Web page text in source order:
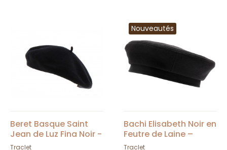
Beret Basque Saint
Jean de Luz Fina Noir -
Elosegui
Traclet
Nouveautés
Bachi Elisabeth Noir en
Feutre de Laine –
Traclet
Traclet